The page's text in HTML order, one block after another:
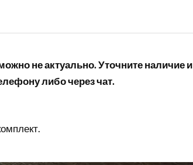
не актуально. Уточните наличие и
либо через чат.